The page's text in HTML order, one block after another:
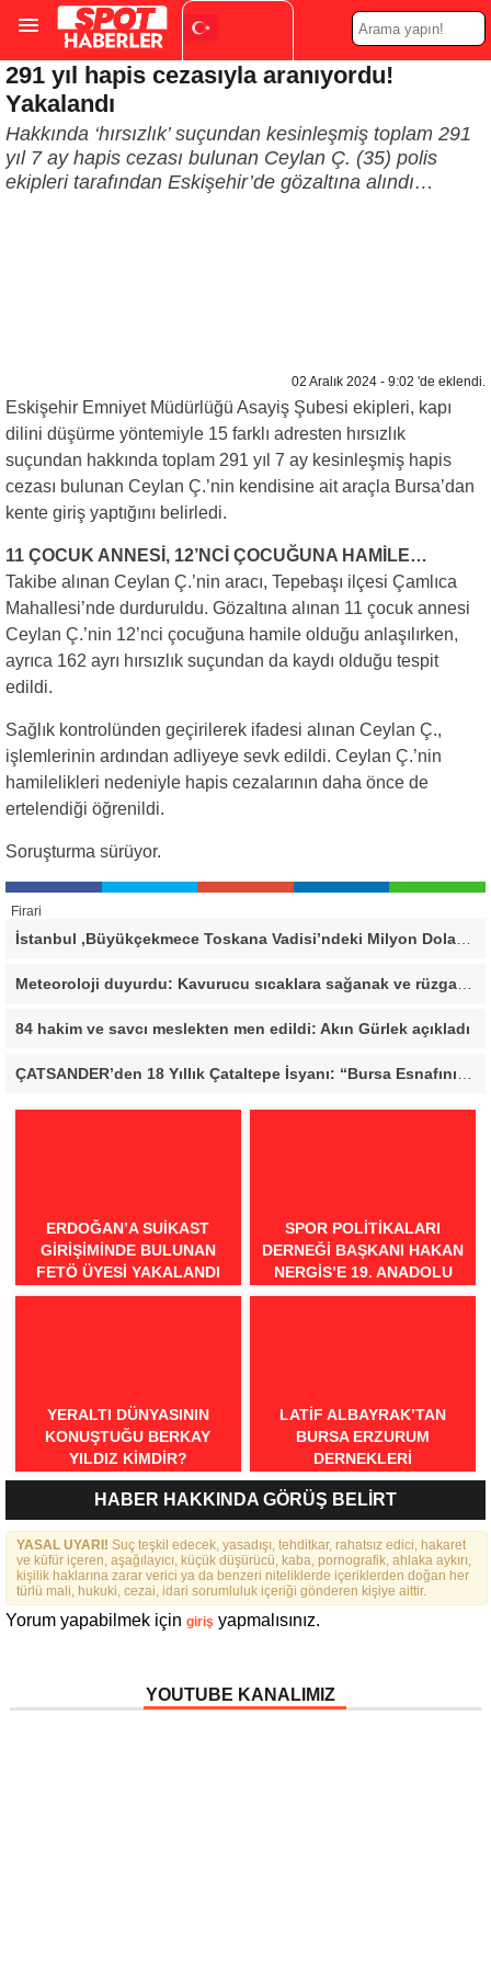
Turkish ▼
291 yıl hapis cezasıyla aranıyordu!
Yakalandı
Hakkında ‘hırsızlık’ suçundan kesinleşmiş toplam 291
yıl 7 ay hapis cezası bulunan Ceylan Ç. (35) polis
ekipleri tarafından Eskişehir’de gözaltına alındı…
02 Aralık 2024 - 9:02 'de eklendi.
Eskişehir Emniyet Müdürlüğü Asayiş Şubesi ekipleri, kapı
dilini düşürme yöntemiyle 15 farklı adresten hırsızlık
suçundan hakkında toplam 291 yıl 7 ay kesinleşmiş hapis
cezası bulunan Ceylan Ç.’nin kendisine ait araçla Bursa’dan
kente giriş yaptığını belirledi.
11 ÇOCUK ANNESİ, 12’NCİ ÇOCUĞUNA HAMİLE…
Takibe alınan Ceylan Ç.’nin aracı, Tepebaşı ilçesi Çamlıca
Mahallesi’nde durduruldu. Gözaltına alınan 11 çocuk annesi
Ceylan Ç.’nin 12’nci çocuğuna hamile olduğu anlaşılırken,
ayrıca 162 ayrı hırsızlık suçundan da kaydı olduğu tespit
edildi.
Sağlık kontrolünden geçirilerek ifadesi alınan Ceylan Ç.,
işlemlerinin ardından adliyeye sevk edildi. Ceylan Ç.’nin
hamilelikleri nedeniyle hapis cezalarının daha önce de
ertelendiği öğrenildi.
Soruşturma sürüyor.
Firari
İstanbul ,Büyükçekmece Toskana Vadisi’ndeki Milyon Dolarlık Villa İçin Savcılık Harekete Geçti! 138,40 Metrekarelik Kaçak Alan Tespit Edildi
Meteoroloji duyurdu: Kavurucu sıcaklara sağanak ve rüzgar arası
84 hakim ve savcı meslekten men edildi: Akın Gürlek açıkladı
ERDOĞAN’A SUIKAST
GIRIŞIMINDE BULUNAN
FETÖ ÜYESI YAKALANDI
SPOR POLITIKALARI
DERNEĞI BAŞKANI HAKAN
NERGIS’E 19. ANADOLU
SPOR ÖDÜLLERI’NDE
YERALTI DÜNYASININ
KONUŞTUĞU BERKAY
YILDIZ KIMDIR?
LATIF ALBAYRAK’TAN
BURSA ERZURUM
DERNEKLERI
FEDERASYONU İÇIN 25
MADDELIK BÜYÜK VIZYON:
“DAHA GÜÇLÜ, DAHA ETKIN,
DAHA KAPSAYICI BIR
FEDERASYON İÇIN YOLA
ÇIKTIK”
HABER HAKKINDA GÖRÜŞ BELİRT
YASAL UYARI! Suç teşkil edecek, yasadışı, tehditkar, rahatsız edici, hakaret
ve küfür içeren, aşağılayıcı, küçük düşürücü, kaba, pornografik, ahlaka aykırı,
kişilik haklarına zarar verici ya da benzeri niteliklerde içeriklerden doğan her
türlü mali, hukuki, cezai, idari sorumluluk içeriği gönderen kişiye aittir.
Yorum yapabilmek için giriş yapmalısınız.
YOUTUBE KANALIMIZ